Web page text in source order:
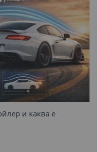
и каква е